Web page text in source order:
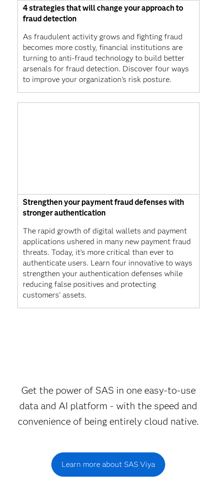
4 strategies that will change your approach to
fraud detection
As fraudulent activity grows and fighting fraud
becomes more costly, financial institutions are
turning to anti-fraud technology to build better
arsenals for fraud detection. Discover four ways
to improve your organization's risk posture.
Strengthen your payment fraud defenses with
stronger authentication
The rapid growth of digital wallets and payment
applications ushered in many new payment fraud
threats. Today, it’s more critical than ever to
authenticate users. Learn four innovative to ways
strengthen your authentication defenses while
reducing false positives and protecting
customers’ assets.
Get the power of SAS in one easy-to-use
data and AI platform - with the speed and
convenience of being entirely cloud native.
Learn more about SAS Viya